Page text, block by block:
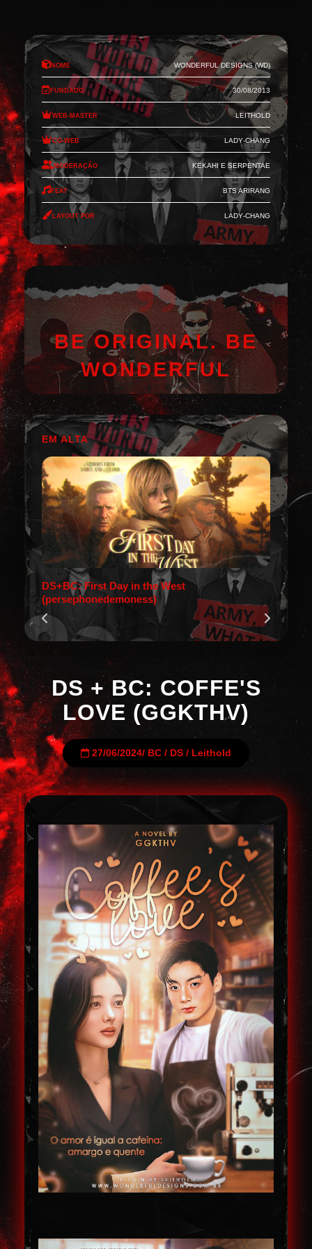
Nome Wonderful Designs (WD)
Fundado 30/08/2013
Web-Master Leithold
Co-Web Lady-Chang
Moderação Kekahi e Serpentae
Feat BTS Arirang
Layout por Lady-Chang
BE ORIGINAL. BE
WONDERFUL
EM ALTA
DS+BC: First Day in the West
(persephonedemoness)
DS + BC: COFFE'S
LOVE (GGKTHV)
27/06/2024/ BC / DS / Leithold